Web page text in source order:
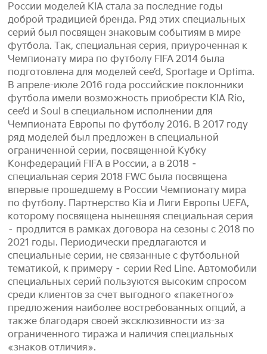
России моделей KIA стала за последние годы
доброй традицией бренда. Ряд этих специальных
серий был посвящен знаковым событиям в мире
футбола. Так, специальная серия, приуроченная к
Чемпионату мира по футболу FIFA 2014 была
подготовлена для моделей cee’d, Sportage и Optima.
В апреле-июле 2016 года российские поклонники
футбола имели возможность приобрести KIA Rio,
cee’d и Soul в специальном исполнении для
Чемпионата Европы по футболу 2016. В 2017 году
ряд моделей был предложен в специальной
ограниченной серии, посвященной Кубку
Конфедераций FIFA в России, а в 2018 –
специальная серия 2018 FWC была посвящена
впервые прошедшему в России Чемпионату мира
по футболу. Партнерство Kia и Лиги Европы UEFA,
которому посвящена нынешняя специальная серия
– продлится в рамках договора на сезоны с 2018 по
2021 годы. Периодически предлагаются и
специальные серии, не связанные с футбольной
тематикой, к примеру – серии Red Line. Автомобили
специальных серий пользуются высоким спросом
среди клиентов за счет выгодного «пакетного»
предложения наиболее востребованных опций, а
также благодаря своей эксклюзивности из-за
ограниченного тиража и наличия специальных
«знаков отличия».